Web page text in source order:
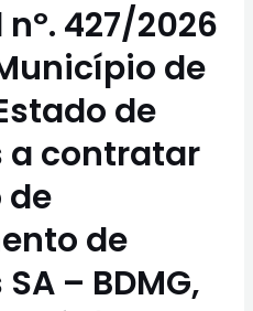
427/2026
de
de
a contratar
de
de
– BDMG,